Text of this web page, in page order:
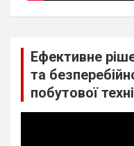
Ефективне
та
побутової